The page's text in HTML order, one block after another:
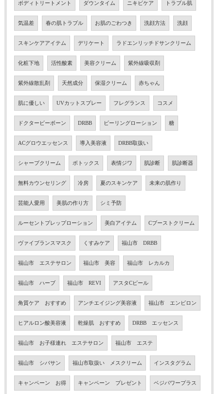
ボディトリートメント ダウンタイム ニキビケア トラブル肌
気温差 春の肌トラブル お肌のごわつき 洗顔方法 洗顔
スキンケアアイテム デリケート ラドエンリッチドサンクリーム
化粧下地 活性酸素 美容クリーム 紫外線吸収剤
紫外線散乱剤 天然成分 保湿クリーム 赤ちゃん
肌に優しい UVカットスプレー フレグランス コスメ
ドクタービーボーン DRBB ピーリングローション 糖
ACグロウエッセンス 導入美容液 DRBB取扱い
シャープクリーム ボトックス 表情ジワ 肌診断 肌診断器
無料カウンセリング 冷房 夏のスキンケア 未来の肌作り
芸能人愛用 美肌の作り方 シミ予防
ルーセントプレップローション 美白アイテム Cブーストクリーム
ヴァイブランスマスク くすみケア 福山市 DRBB
福山市 エステサロン 福山市 美容 福山市 レカルカ
福山市 ハーブ 福山市 REVI アスタCピール
角質ケア おすすめ アンチエイジング美容液 福山市 エンビロン
ヒアルロン酸美容液 乾燥肌 おすすめ DRBB エッセンス
福山市 お子様連れ エステサロン 福山市 エステ
福山市 シバサン 福山市取扱い メスクリーム インスタグラム
キャンペーン お得 キャンペーン プレゼント ベジパワープラス